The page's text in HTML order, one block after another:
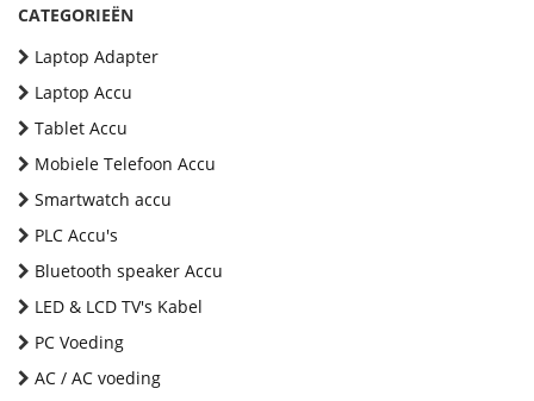
CATEGORIEËN
Laptop Adapter
Laptop Accu
Tablet Accu
Mobiele Telefoon Accu
Smartwatch accu
PLC Accu's
Bluetooth speaker Accu
LED & LCD TV's Kabel
PC Voeding
AC / AC voeding